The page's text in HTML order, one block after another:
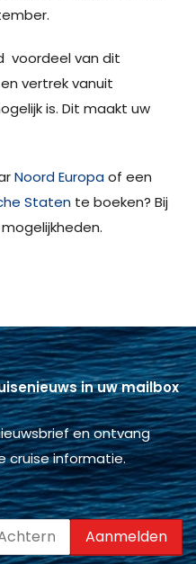
voordeel van dit
vertrek vanuit
is. Dit maakt uw
Noord Europaof een
Staten te boeken? Bij
in uw mailbox
en ontvang
cruise informatie.